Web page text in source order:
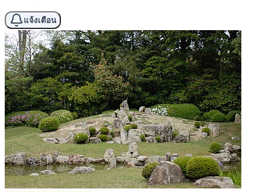
แจ้งเตือน